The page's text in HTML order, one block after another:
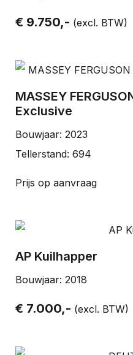
€ 9.750,- (excl. BTW)
MASSEY
Exclusive
Bouwjaar: 2023
Tellerstand: 694
Prijs op aanvraag
AP Kuilhapper
Bouwjaar: 2018
€ 7.000,- (excl. BTW)